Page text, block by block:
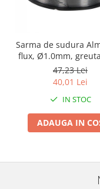
Zdrobitoare manuale
Articole antidaunatori
Sere si solarii
Suflante si
Unelte altoit
Unelte manuale de
Stropitori
Masini de maturat
Sarma de sudura
flux, Ø1.0mm,
Kg
47,23 Lei
40,01 Lei
IN STOC
ADAUGA IN